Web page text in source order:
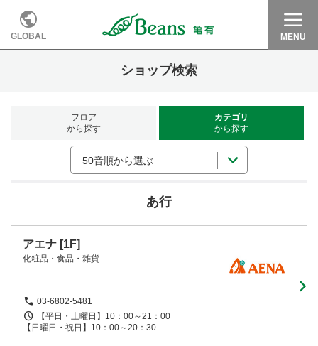
GLOBAL MENU
ショップ検索
フロア
から探す
カテゴリ
から探す
50音順から選ぶ
あ行
アエナ [1F]
化粧品・食品・雑貨
03-6802-5481
【平日・土曜日】10：00～21：00
【日曜日・祝日】10：00～20：30